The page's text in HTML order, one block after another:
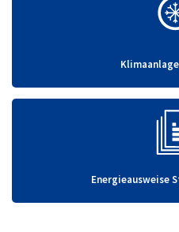
Energieausweise